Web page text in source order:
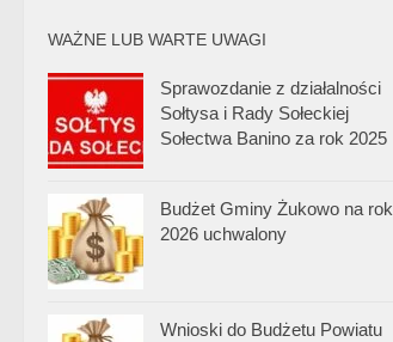
WAŻNE LUB WARTE UWAGI
Sprawozdanie z działalności
Sołtysa i Rady Sołeckiej
Sołectwa Banino za rok 2025
Budżet Gminy Żukowo na rok
2026 uchwalony
Wnioski do Budżetu Powiatu